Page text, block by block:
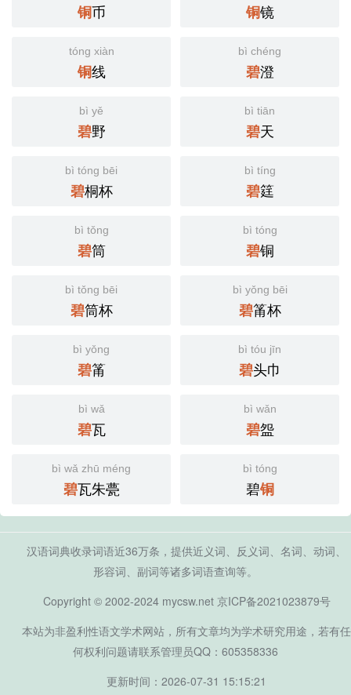
铜币 铜镜
tóng xiàn
铜线
bì chéng
碧澄
bì yě
碧野
bì tiān
碧天
bì tóng bēi
碧桐杯
bì tíng
碧筳
bì tǒng
碧筒
bì tóng
碧铜
bì tǒng bēi
碧筒杯
bì yǒng bēi
碧筩杯
bì yǒng
碧筩
bì tóu jīn
碧头巾
bì wǎ
碧瓦
bì wǎn
碧盌
bì wǎ zhū méng
碧瓦朱甍
bì tóng
碧铜
汉语词典收录词语近36万条，提供近义词、反义词、名词、动词、
形容词、副词等诸多词语查询等。
Copyright © 2002-2024 mycsw.net 京ICP备2021023879号
本站为非盈利性语文学术网站，所有文章均为学术研究用途，若有任
何权利问题请联系管理员QQ：605358336
更新时间：2026-07-31 15:15:21